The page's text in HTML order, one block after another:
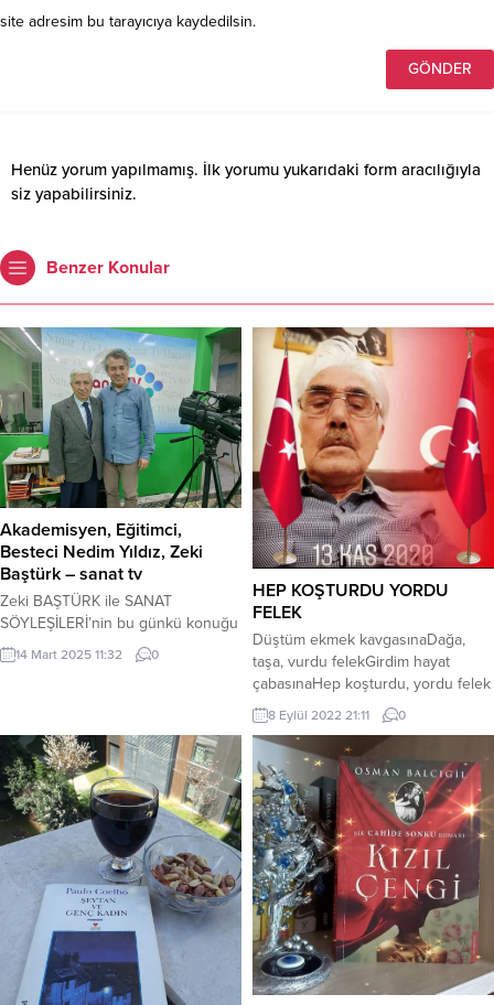
site adresim bu tarayıcıya kaydedilsin.
Henüz yorum yapılmamış. İlk yorumu yukarıdaki form aracılığıyla
siz yapabilirsiniz.
Benzer Konular
Akademisyen, Eğitimci,
Besteci Nedim Yıldız, Zeki
Baştürk – sanat tv
Zeki BAŞTÜRK ile SANAT
SÖYLEŞİLERİ’nin bu günkü konuğu
Akademisyen, Eğitmen, Besteci
Nedim YILDIZ oldu . Tiyatro
Nazım Hikmet’in şiirlerini
bestelemesiyle ün kazandı. Bu
günkü söyleşimizde aldığı
eğitimlerden, yaptığı bestelerden,
çocuk korolarının ve çok sesliliğin
öneminden, söz ettik. Senfoni ile
flarmoni orkestlarının farkını
öğrendik....
14 Mart 2025 11:32 0
HEP KOŞTURDU YORDU
FELEK
Düştüm ekmek kavgasınaDağa,
taşa, vurdu felekGirdim hayat
çabasınaHep koşturdu, yordu felek
Düşman oldu çattıklarımTerk ettiler
taptıklarımHep suç oldu
yaptıklarımKanıma da girdi felek
Düz yolda yolum şaşırdıDert
kazanında pişirdiMuhannete yol
düşürdüÖdün diye verdi felek
Özledim, sıcak selamıDuymadım
tatlı kelamıYalnızlık dolu
dünyamıBana layık gördü felek
Dediler umudu derleYaşanır mı bu
kederleDertler ile...
8 Eylül 2022 21:11 0